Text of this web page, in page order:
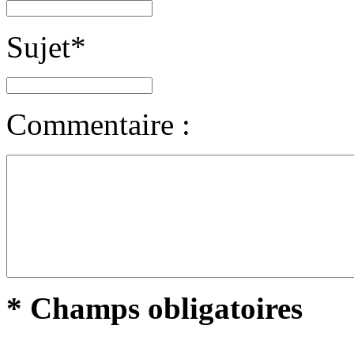
Sujet*
Commentaire :
* Champs obligatoires